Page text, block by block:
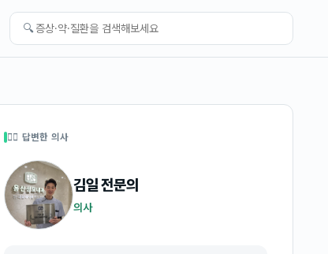
🔍
👩‍⚕️ 답변한 의사
김일전문의
의사